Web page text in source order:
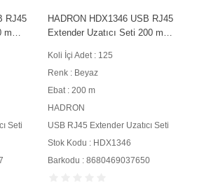
RJ45
m
Seti
HADRON HDX1346 USB RJ45
Extender Uzatıcı Seti 200 m
Koli İçi Adet : 125
Renk : Beyaz
Ebat : 200 m
HADRON
USB RJ45 Extender Uzatıcı Seti
Stok Kodu : HDX1346
Barkodu : 8680469037650